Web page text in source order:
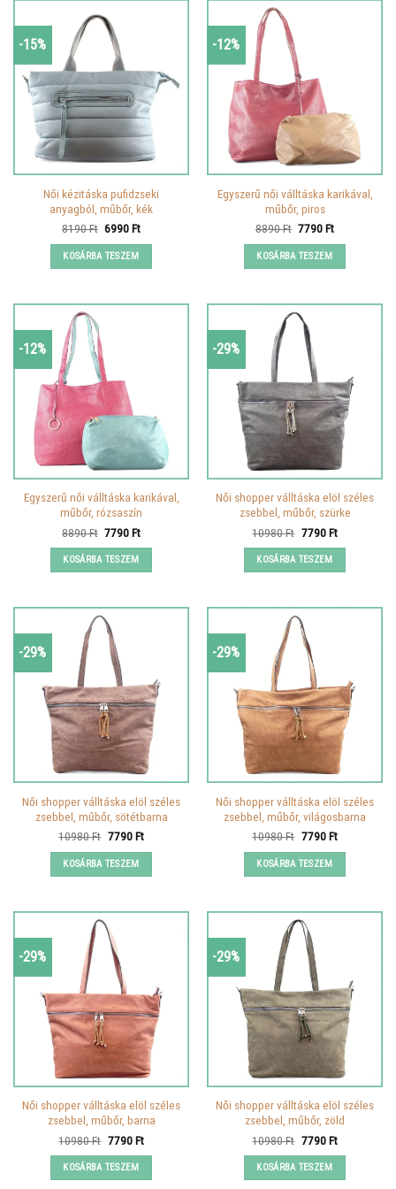
-15%
Női kézitáska pufidzseki
anyagból, műbőr, kék
8190Ft Original
was:
8190 Ft.
6990FtCurrent
KOSÁRBA TESZEM
-12%
Egyszerű női válltáska karikával,
műbőr, piros
8890Ft Original
was:
8890 Ft.
7790FtCurrent
KOSÁRBA TESZEM
-12%
Egyszerű női válltáska karikával,
műbőr, rózsaszín
8890Ft Original
was:
8890 Ft.
7790FtCurrent
KOSÁRBA TESZEM
-29%
Női shopper válltáska elöl széles
zsebbel, műbőr, szürke
10980Ft Original
was:
10980 Ft.
7790FtCurrent
KOSÁRBA TESZEM
-29%
Női shopper válltáska elöl széles
zsebbel, műbőr, sötétbarna
10980Ft Original
was:
10980 Ft.
7790FtCurrent
KOSÁRBA TESZEM
-29%
Női shopper válltáska elöl széles
zsebbel, műbőr, világosbarna
10980Ft Original
was:
10980 Ft.
7790FtCurrent
KOSÁRBA TESZEM
-29%
Női shopper válltáska elöl széles
zsebbel, műbőr, barna
10980Ft Original
was:
10980 Ft.
7790FtCurrent
KOSÁRBA TESZEM
-29%
Női shopper válltáska elöl széles
zsebbel, műbőr, zöld
10980Ft Original
was:
10980 Ft.
7790FtCurrent
KOSÁRBA TESZEM